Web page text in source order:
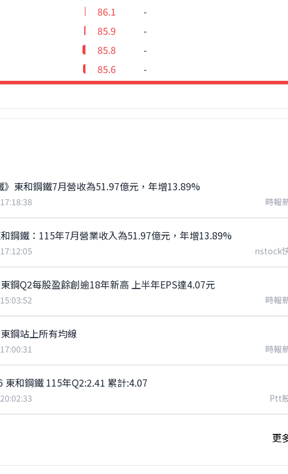
86.1
85.9
85.8
85.6
-
-
-
-
》東和鋼鐵7月營收為51.97億元，年增13.89%
時報
和鋼鐵：115年7月營業收入為51.97億元，年增13.89%
nstock
東鋼Q2每股盈餘創逾18年新高 上半年EPS達4.07元
時報
鋼站上所有均線
時報
東和鋼鐵 115年Q2:2.41 累計:4.07
Ptt
更